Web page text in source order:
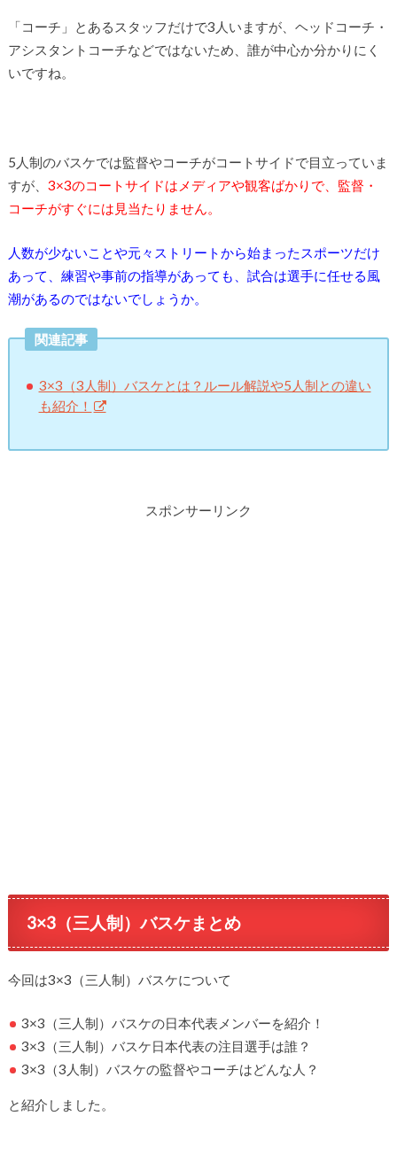
「コーチ」とあるスタッフだけで3人いますが、ヘッドコーチ・
アシスタントコーチなどではないため、誰が中心か分かりにく
いですね。
5人制のバスケでは監督やコーチがコートサイドで目立っていま
すが、 3×3のコートサイドはメディアや観客ばかりで、監督・
コーチがすぐには見当たりません。
人数が少ないことや元々ストリートから始まったスポーツだけ
あって、練習や事前の指導があっても、試合は選手に任せる風
潮があるのではないでしょうか。
関連記事
3×3（3人制）バスケとは？ルール解説や5人制との違い
も紹介！
スポンサーリンク
3×3（三人制）バスケまとめ
今回は3×3（三人制）バスケについて
3×3（三人制）バスケの日本代表メンバーを紹介！
3×3（三人制）バスケ日本代表の注目選手は誰？
3×3（3人制）バスケの監督やコーチはどんな人？
と紹介しました。